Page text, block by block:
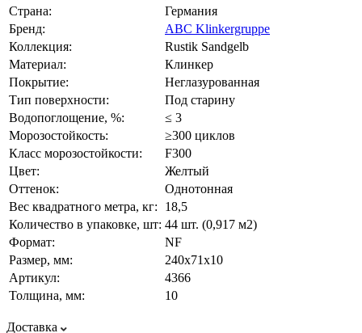
Страна:
Германия
Бренд:
ABC Klinkergruppe
Коллекция:
Rustik Sandgelb
Материал:
Клинкер
Покрытие:
Неглазурованная
Тип поверхности:
Под старину
Водопоглощение, %:
≤ 3
Морозостойкость:
≥300 циклов
Класс морозостойкости:
F300
Цвет:
Желтый
Оттенок:
Однотонная
Вес квадратного метра, кг:
18,5
Количество в упаковке, шт: 44 шт. (0,917 м2)
Формат:
NF
Размер, мм:
240х71х10
Артикул:
4366
Толщина, мм:
10
Доставка